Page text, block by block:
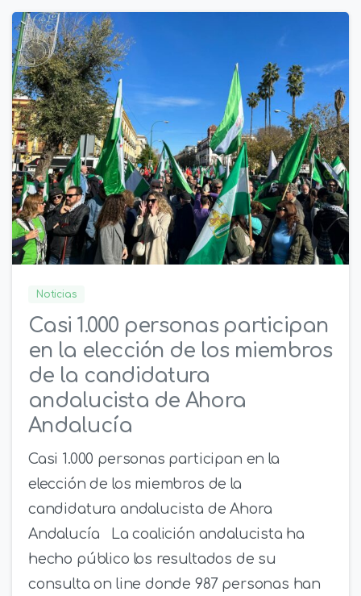
0
Noticias
Casi 1.000 personas participan
en la elección de los miembros
de la candidatura
andalucista de Ahora
Andalucía
Casi 1.000 personas participan en la
elección de los miembros de la
candidatura andalucista de Ahora
Andalucía La coalición andalucista ha
hecho público los resultados de su
consulta on line donde 987 personas han